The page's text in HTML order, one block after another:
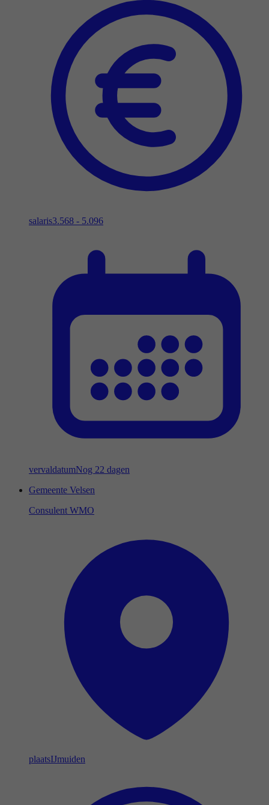
salaris3.568 - 5.096
vervaldatumNog 22 dagen
Gemeente Velsen
Consulent WMO
plaatsIJmuiden